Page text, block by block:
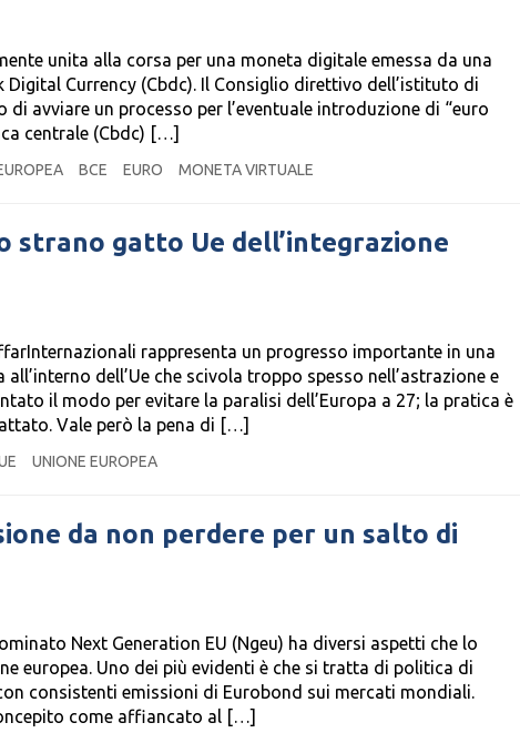
unita alla corsa per una moneta digitale emessa da una
Digital Currency (Cbdc). Il Consiglio direttivo dell’istituto di
avviare un processo per l’eventuale introduzione di “euro
centrale (Cbdc) […]
BCE EURO MONETA VIRTUALE
strano gatto Ue dell’integrazione
rappresenta un progresso importante in una
dell’Ue che scivola troppo spesso nell’astrazione e
il modo per evitare la paralisi dell’Europa a 27; la pratica è
Vale però la pena di […]
UNIONE EUROPEA
da non perdere per un salto di
Next Generation EU (Ngeu) ha diversi aspetti che lo
europea. Uno dei più evidenti è che si tratta di politica di
consistenti emissioni di Eurobond sui mercati mondiali.
come affiancato al […]